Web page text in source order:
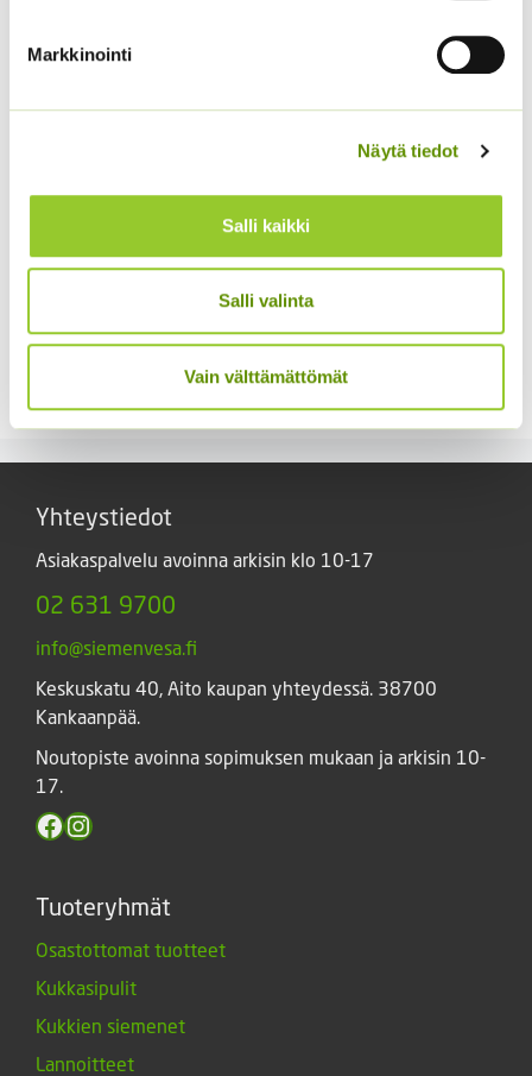
Markkinointi
Näytä tiedot
Salli kaikki
Salli valinta
Vain välttämättömät
5,00 Sisältää arvonlisäveron Sisältää arvonlisäveron
Kääpiöauringonkukka
Music Box 40 s.
Kiinanasteri Hulk (50 s)
4,00 € Sisältää arvonlisäveron
Yhteystiedot
Asiakaspalvelu avoinna arkisin klo 10-17
02 631 9700
info@siemenvesa.fi
Keskuskatu 40, Aito kaupan yhteydessä. 38700
Kankaanpää.
Noutopiste avoinna sopimuksen mukaan ja arkisin 10-
17.
Facebook
Instagram
Tuoteryhmät
Osastottomat tuotteet
Kukkasipulit
Kukkien siemenet
Lannoitteet